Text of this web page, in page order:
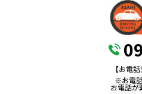
【お電
※お電
お電話が